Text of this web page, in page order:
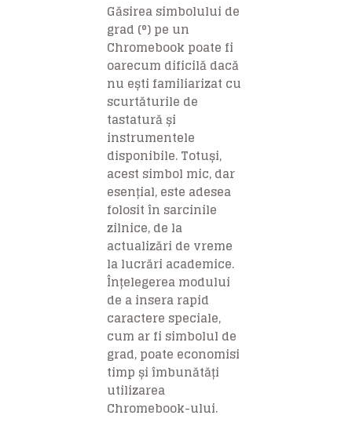
Găsirea simbolului de
grad (°) pe un
Chromebook poate fi
oarecum dificilă dacă
nu ești familiarizat cu
scurtăturile de
tastatură și
instrumentele
disponibile. Totuși,
acest simbol mic, dar
esențial, este adesea
folosit în sarcinile
zilnice, de la
actualizări de vreme
la lucrări academice.
Înțelegerea modului
de a insera rapid
caractere speciale,
cum ar fi simbolul de
grad, poate economisi
timp și îmbunătăți
utilizarea
Chromebook-ului.